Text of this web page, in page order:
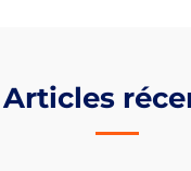
Articles